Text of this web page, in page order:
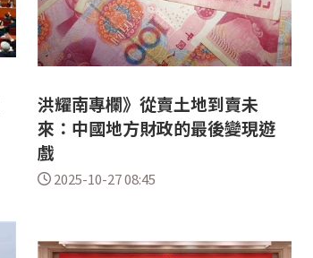
洪耀南專欄》從賣土地到賣未
來：中國地方財政的最後變現遊
戲
2025-10-27 08:45